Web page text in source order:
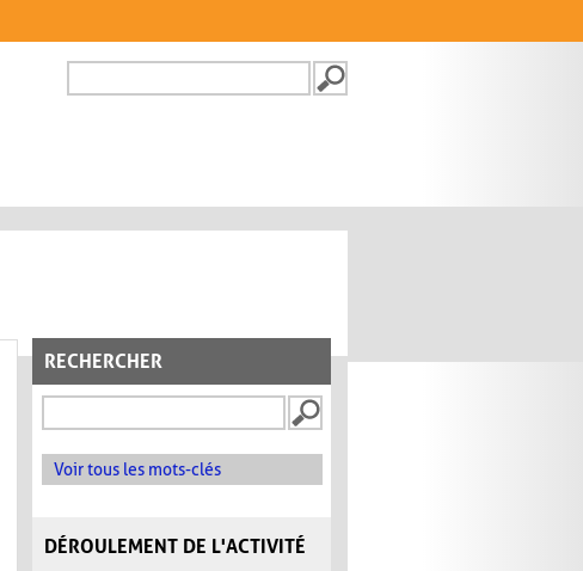
FORMULAIRE DE
RECHERCHER
Voir tous les mots-clés
DÉROULEMENT DE L'ACTIVITÉ